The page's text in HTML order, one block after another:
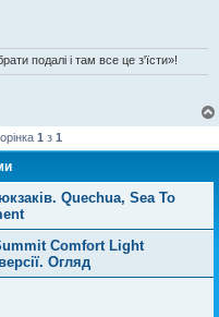
подалі і там все це з'їсти»!
1 з 1
Quechua, Sea To
Comfort Light
Огляд